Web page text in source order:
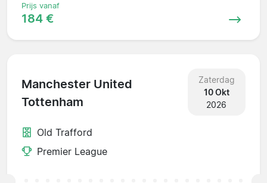
Prijs vanaf
184 €
Manchester United
Tottenham
Zaterdag
10 Okt
2026
Old Trafford
Premier League